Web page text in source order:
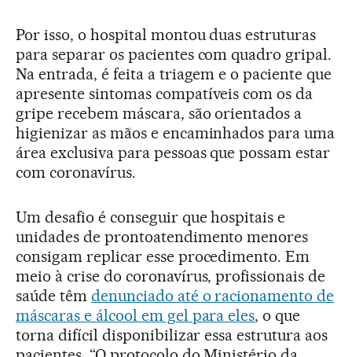
Por isso, o hospital montou duas estruturas
para separar os pacientes com quadro gripal.
Na entrada, é feita a triagem e o paciente que
apresente sintomas compatíveis com os da
gripe recebem máscara, são orientados a
higienizar as mãos e encaminhados para uma
área exclusiva para pessoas que possam estar
com coronavírus.
Um desafio é conseguir que hospitais e
unidades de prontoatendimento menores
consigam replicar esse procedimento. Em
meio à crise do coronavírus, profissionais de
saúde têm denunciado até o racionamento de
máscaras e álcool em gel para eles, o que
torna difícil disponibilizar essa estrutura aos